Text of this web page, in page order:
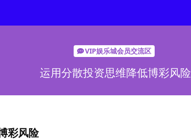
VIP娱乐城会员交流区
运用分散投资思维降低博彩风险
彩风险